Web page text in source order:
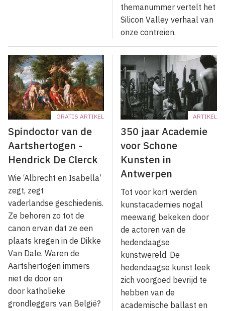
themanummer vertelt het
Silicon Valley verhaal van
onze contreien.
GRATIS ARTIKEL
Spindoctor van de
Aartshertogen -
Hendrick De Clerck
Wie ‘Albrecht en Isabella’
zegt, zegt
vaderlandse geschiedenis.
Ze behoren zo tot de
canon ervan dat ze een
plaats kregen in de Dikke
Van Dale. Waren de
Aartshertogen immers
niet de door en
door katholieke
grondleggers van België?
ARTIKEL
350 jaar Academie
voor Schone
Kunsten in
Antwerpen
Tot voor kort werden
kunstacademies nogal
meewarig bekeken door
de actoren van de
hedendaagse
kunstwereld. De
hedendaagse kunst leek
zich voorgoed bevrijd te
hebben van de
academische ballast en